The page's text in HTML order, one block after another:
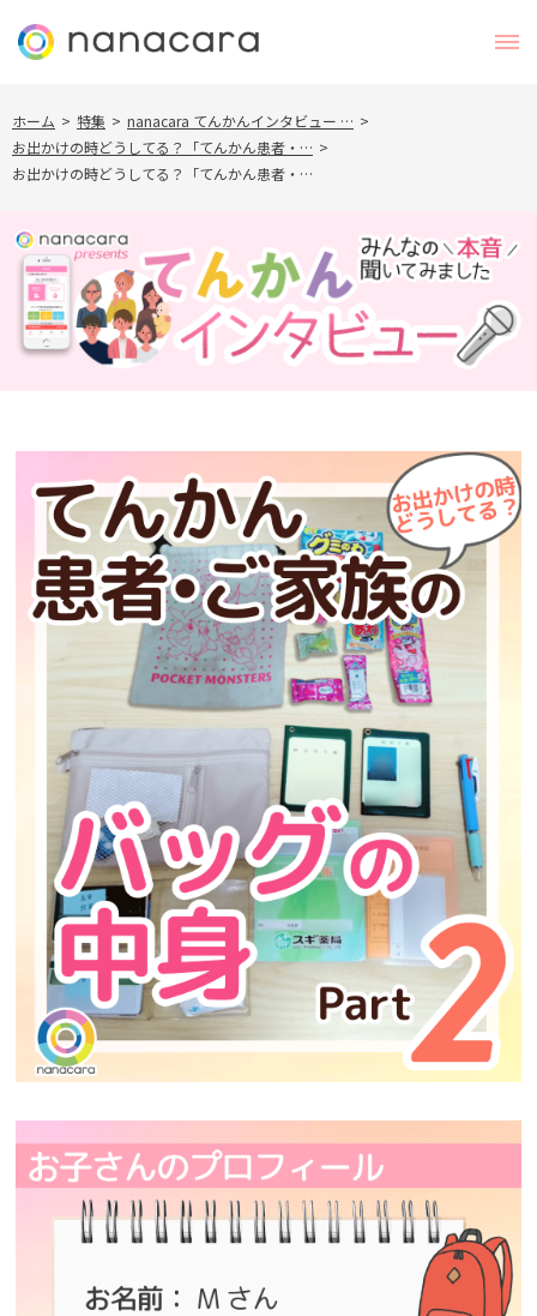
ホーム > 特集 > nanacara てんかんインタビュー … >
お出かけの時どうしてる？「てんかん患者・… >
お出かけの時どうしてる？「てんかん患者・…